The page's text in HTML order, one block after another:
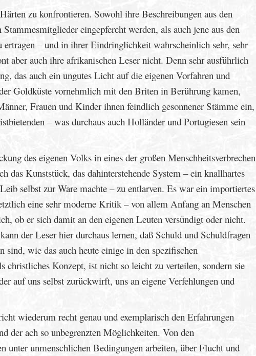
zu konfrontieren. Sowohl ihre Beschreibungen aus den
eingepfercht werden, als auch jene aus den
– und in ihrer Eindringlichkeit wahrscheinlich sehr, sehr
aber auch ihre afrikanischen Leser nicht. Denn sehr ausführlich
das auch ein ungutes Licht auf die eigenen Vorfahren und
Goldküste vornehmlich mit den Briten in Berührung kamen,
Frauen und Kinder ihnen feindlich gesonnener Stämme ein,
– was durchaus auch Holländer und Portugiesen sein
des eigenen Volks in eines der großen Menschheitsverbrechen
das Kunststück, das dahinterstehende System – ein knallhartes
selbst zur Ware machte – zu entlarven. Es war ein importiertes
eine sehr moderne Kritik – von allem Anfang an Menschen
ob er sich damit an den eigenen Leuten versündigt oder nicht.
der Leser hier durchaus lernen, daß Schuld und Schuldfragen
sind, wie das auch heute einige in den spezifischen
christliches Konzept, ist nicht so leicht zu verteilen, sondern sie
auf uns selbst zurückwirft, uns an eigene Verfehlungen und
wiederum recht genau und exemplarisch den Erfahrungen
der ach so unbegrenzten Möglichkeiten. Von den
unter unmenschlichen Bedingungen arbeiten, über Flucht und